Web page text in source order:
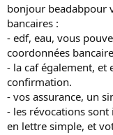
bonjour beadabpour
bancaires :
- edf, eau, vous
coordonnées
- la caf également, et
confirmation.
- vos assurance, un
- les révocations
en lettre simple, et